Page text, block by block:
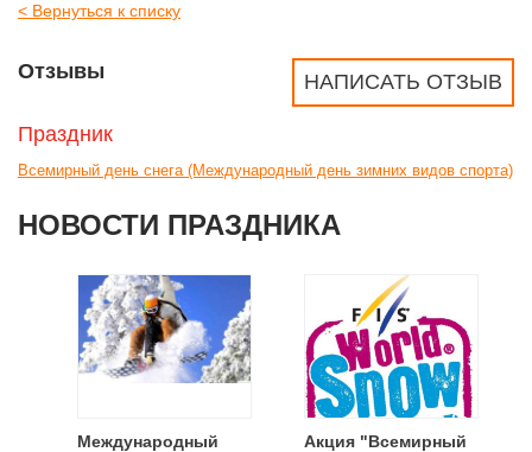
< Вернуться к списку
НАПИСАТЬ ОТЗЫВ
Отзывы
Праздник
Всемирный день снега (Международный день зимних видов спорта)
НОВОСТИ ПРАЗДНИКА
Международный
Акция "Всемирный